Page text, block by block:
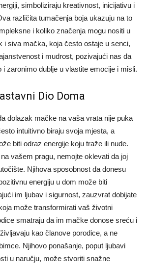
simboliziraju kreativnost, inicijativu i
različita tumačenja boja ukazuju na to
i koliko značenja mogu nositi u
i siva mačka, koja često ostaje u senci,
i mudrost, pozivajući nas da
i zaronimo dublje u vlastite emocije i misli.
Dio Doma
dolazak mačke na vaša vrata nije puka
intuitivno biraju svoja mjesta, a
biti odraz energije koju traže ili nude.
vašem pragu, nemojte oklevati da joj
Njihova sposobnost da donesu
energiju u dom može biti
im ljubav i sigurnost, zauzvrat dobijate
može transformirati vaš životni
smatraju da im mačke donose sreću i
kao članove porodice, a ne
Njihovo ponašanje, poput ljubavi
u naručju, može stvoriti snažne